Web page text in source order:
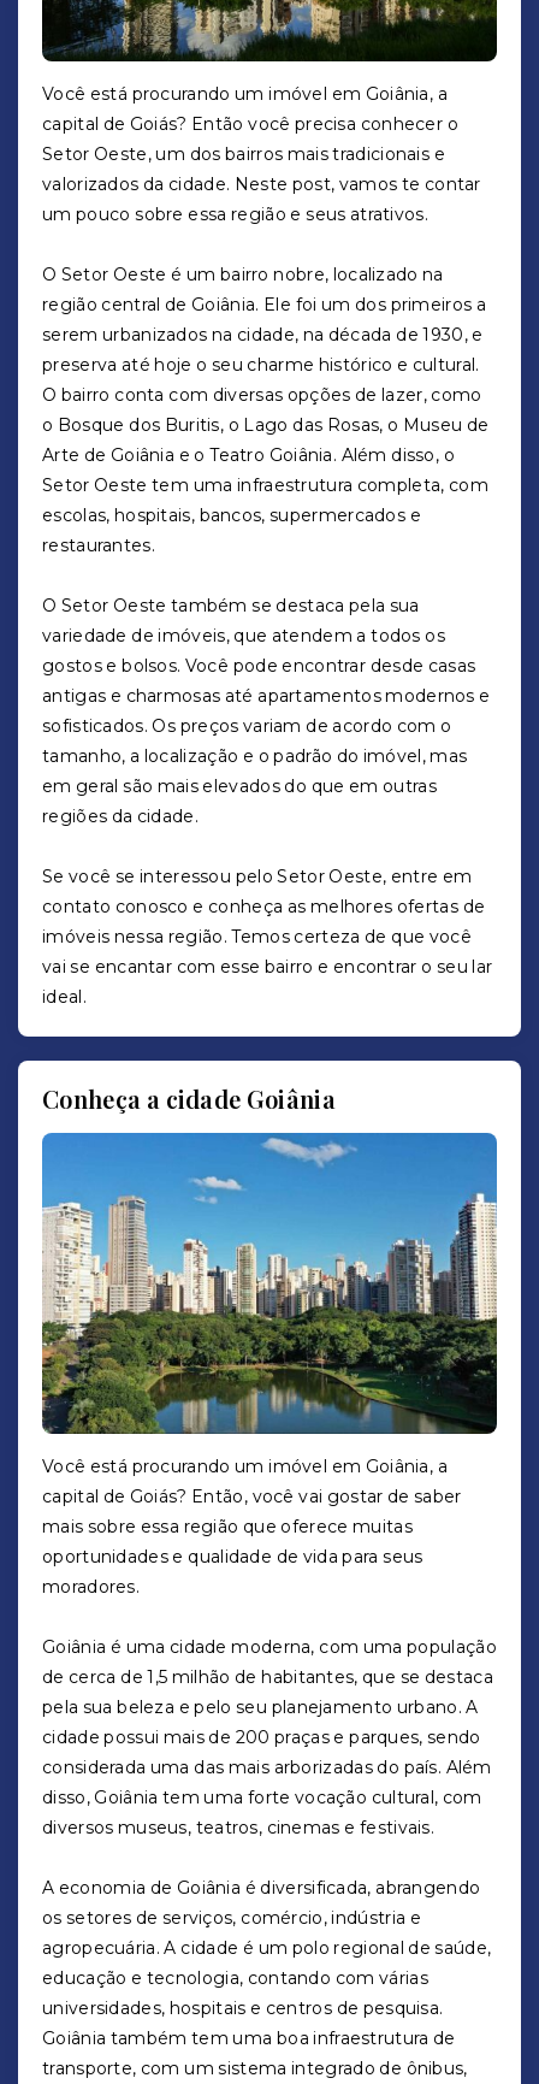
Você está procurando um imóvel em Goiânia, a
capital de Goiás? Então você precisa conhecer o
Setor Oeste, um dos bairros mais tradicionais e
valorizados da cidade. Neste post, vamos te contar
um pouco sobre essa região e seus atrativos.
O Setor Oeste é um bairro nobre, localizado na
região central de Goiânia. Ele foi um dos primeiros a
serem urbanizados na cidade, na década de 1930, e
preserva até hoje o seu charme histórico e cultural.
O bairro conta com diversas opções de lazer, como
o Bosque dos Buritis, o Lago das Rosas, o Museu de
Arte de Goiânia e o Teatro Goiânia. Além disso, o
Setor Oeste tem uma infraestrutura completa, com
escolas, hospitais, bancos, supermercados e
restaurantes.
O Setor Oeste também se destaca pela sua
variedade de imóveis, que atendem a todos os
gostos e bolsos. Você pode encontrar desde casas
antigas e charmosas até apartamentos modernos e
sofisticados. Os preços variam de acordo com o
tamanho, a localização e o padrão do imóvel, mas
em geral são mais elevados do que em outras
regiões da cidade.
Se você se interessou pelo Setor Oeste, entre em
contato conosco e conheça as melhores ofertas de
imóveis nessa região. Temos certeza de que você
vai se encantar com esse bairro e encontrar o seu lar
ideal.
Conheça a cidade Goiânia
Você está procurando um imóvel em Goiânia, a
capital de Goiás? Então, você vai gostar de saber
mais sobre essa região que oferece muitas
oportunidades e qualidade de vida para seus
moradores.
Goiânia é uma cidade moderna, com uma população
de cerca de 1,5 milhão de habitantes, que se destaca
pela sua beleza e pelo seu planejamento urbano. A
cidade possui mais de 200 praças e parques, sendo
considerada uma das mais arborizadas do país. Além
disso, Goiânia tem uma forte vocação cultural, com
diversos museus, teatros, cinemas e festivais.
A economia de Goiânia é diversificada, abrangendo
os setores de serviços, comércio, indústria e
agropecuária. A cidade é um polo regional de saúde,
educação e tecnologia, contando com várias
universidades, hospitais e centros de pesquisa.
Goiânia também tem uma boa infraestrutura de
transporte, com um sistema integrado de ônibus,